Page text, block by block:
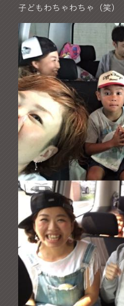
子どもわちゃわちゃ（笑）